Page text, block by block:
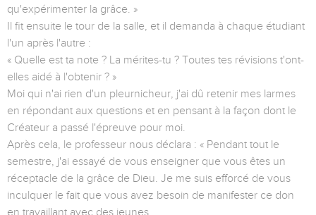
qu'expérimenter la grâce. »
Il fit ensuite le tour de la salle, et il demanda à chaque étudiant
l'un après l'autre :
« Quelle est ta note ? La mérites-tu ? Toutes tes révisions t'ont-
elles aidé à l'obtenir ? »
Moi qui n'ai rien d'un pleurnicheur, j'ai dû retenir mes larmes
en répondant aux questions et en pensant à la façon dont le
Créateur a passé l'épreuve pour moi.
Après cela, le professeur nous déclara : « Pendant tout le
semestre, j'ai essayé de vous enseigner que vous êtes un
réceptacle de la grâce de Dieu. Je me suis efforcé de vous
inculquer le fait que vous avez besoin de manifester ce don
en travaillant avec des jeunes.